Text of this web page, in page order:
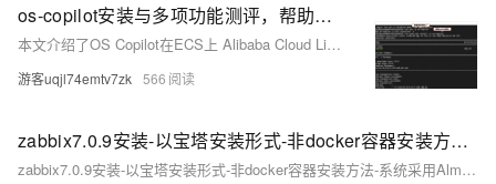
os-copilot安装与多项功能测评，帮助开发人员PHP环境排查问题
本文介绍了OS Copilot在ECS上 Alibaba Cloud Linux的安装与使用，并对其多项参数进行了功能测评。OS Copilot是为操作系统提供智能化辅助的工具，支持自动化任务、智能推荐、故障排查等功能。安装时需检查是否已安装（`rpm -q os-copilot`），若未安装则用`yum install os-copilot`命令安装，并配置AccessKey信息连接阿里云服务。通过测试不同参数命令，如`-t`参数，展示了其自动化执行和智能生成回答的能力，显著提升运维效率。
游客uqjl74emtv7zk 566
zabbix7.0.9安装-以宝塔安装形式-非docker容器安装方法-系统采用AlmaLinux9系统-最佳匹配操作系统提供稳定运行环境-安装教程完整版本-优雅草卓伊凡
zabbix7.0.9安装-以宝塔安装形式-非docker容器安装方法-系统采用AlmaLinux9系统-最佳匹配操作系统提供稳定运行环境-安装教程完整版本-优雅草卓伊凡